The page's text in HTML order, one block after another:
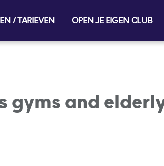
/ TARIEVEN OPEN JE EIGEN CLUB
gyms and